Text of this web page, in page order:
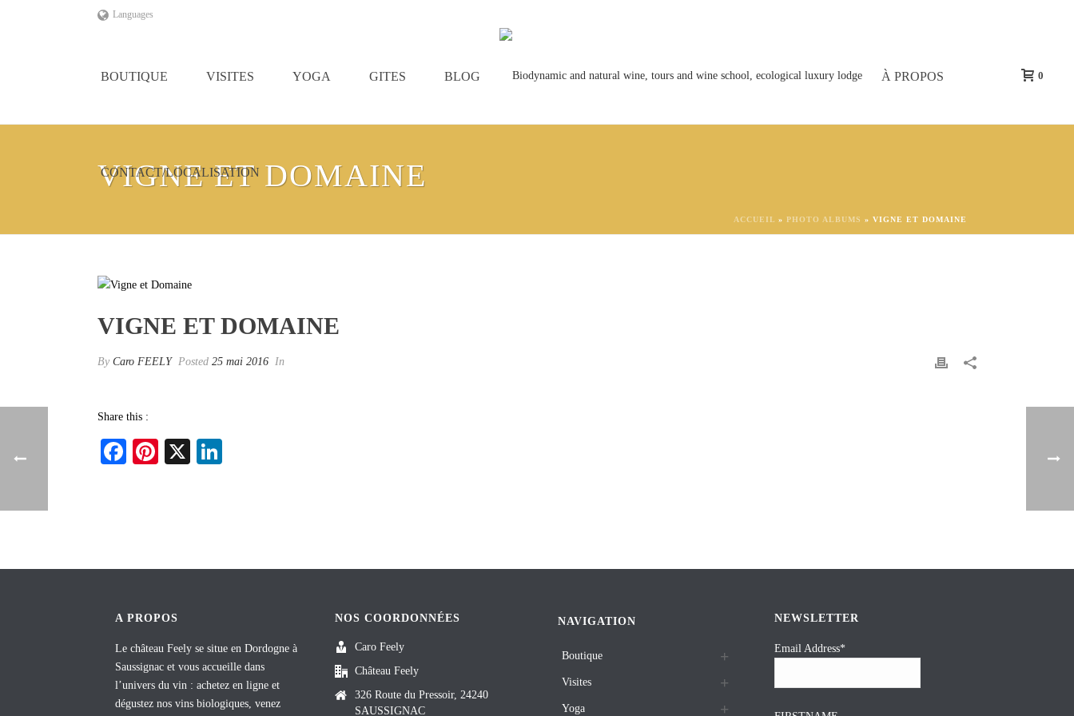
Languages
BOUTIQUE VISITES YOGA GITES BLOG À PROPOS
CONTACT/LOCALISATION
0
VIGNE ET DOMAINE
ACCUEIL » PHOTO ALBUMS » VIGNE ET DOMAINE
VIGNE ET DOMAINE
By Caro FEELY Posted 25 mai 2016 In
Share this :
Fa
Pi
X
A PROPOS
Le château Feely se situe en Dordogne à
Saussignac et vous accueille dans
l’univers du vin : achetez en ligne et
dégustez nos vins biologiques, venez
NOS COORDONNÉES
Caro Feely
Château Feely
326 Route du Pressoir, 24240
SAUSSIGNAC
NAVIGATION
Boutique
Visites
Yoga
NEWSLETTER
Email Address*